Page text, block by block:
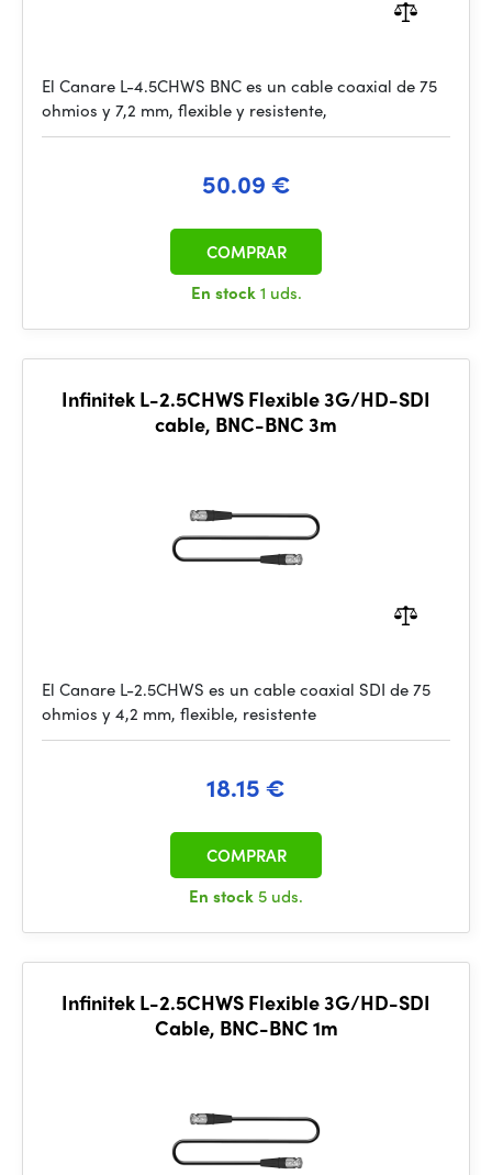
El Canare L-4.5CHWS BNC es un cable coaxial de 75
ohmios y 7,2 mm, flexible y resistente,
50.09 €
En stock1 uds.
COMPRAR
Infinitek L-2.5CHWS Flexible 3G/HD-SDI
cable, BNC-BNC 3m
El Canare L-2.5CHWS es un cable coaxial SDI de 75
ohmios y 4,2 mm, flexible, resistente
18.15 €
En stock 5 uds.
COMPRAR
Infinitek L-2.5CHWS Flexible 3G/HD-SDI
Cable, BNC-BNC 1m